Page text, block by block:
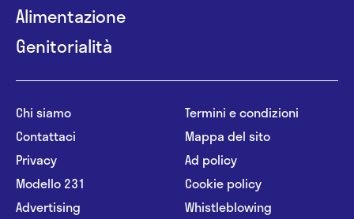
Alimentazione
Genitorialità
Chi siamo
Contattaci
Privacy
Modello 231
Advertising
Termini e condizioni
Mappa del sito
Ad policy
Cookie policy
Whistleblowing